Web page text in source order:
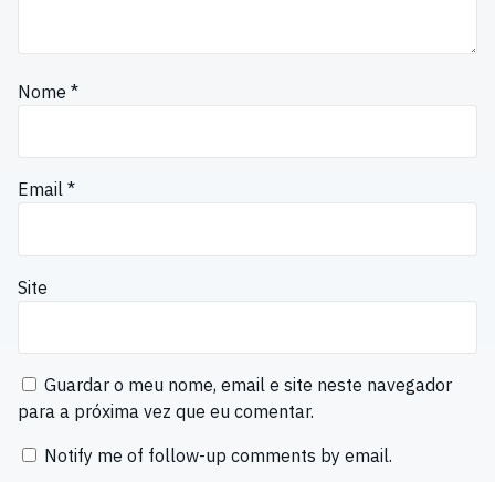
Nome *
Email *
Site
Guardar o meu nome, email e site neste navegador
para a próxima vez que eu comentar.
Notify me of follow-up comments by email.